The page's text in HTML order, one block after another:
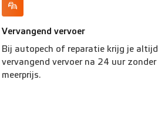
Vervangend vervoer
Bij autopech of reparatie krijg je altijd
vervangend vervoer na 24 uur zonder
meerprijs.